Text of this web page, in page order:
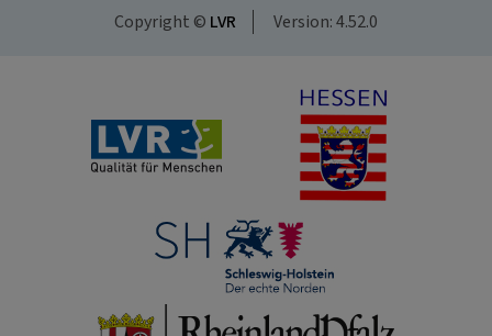
Copyright © LVR Version: 4.52.0